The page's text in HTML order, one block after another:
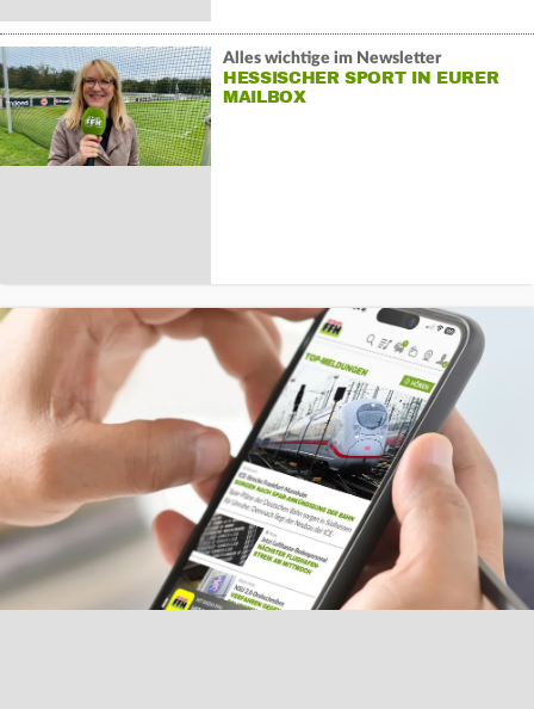
Alles wichtige im Newsletter
HESSISCHER SPORT IN EURER
MAILBOX